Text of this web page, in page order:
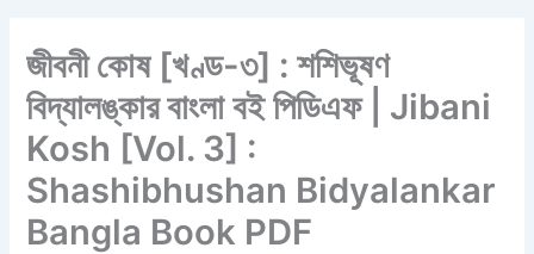
জীবনী কোষ [খণ্ড-৩] : শশিভূষণ
বিদ্যালঙ্কার বাংলা বই পিডিএফ | Jibani
Kosh [Vol. 3] :
Shashibhushan Bidyalankar
Bangla Book PDF